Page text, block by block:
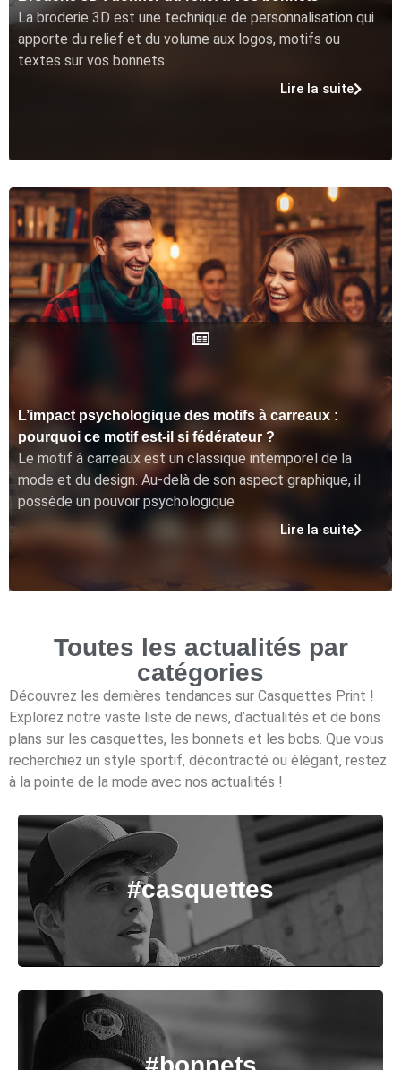
La broderie 3D est une technique de personnalisation qui
apporte du relief et du volume aux logos, motifs ou
textes sur vos bonnets.
Lire la suite
L’impact psychologique des motifs à carreaux :
pourquoi ce motif est-il si fédérateur ?
Le motif à carreaux est un classique intemporel de la
mode et du design. Au-delà de son aspect graphique, il
possède un pouvoir psychologique
Lire la suite
Toutes les actualités par
catégories
Découvrez les dernières tendances sur Casquettes Print !
Explorez notre vaste liste de news, d’actualités et de bons
plans sur les casquettes, les bonnets et les bobs. Que vous
recherchiez un style sportif, décontracté ou élégant, restez
à la pointe de la mode avec nos actualités !
#casquettes